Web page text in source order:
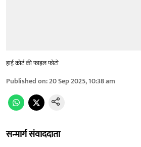
हाई कोर्ट की फाइल फोटो
Published on:20 Sep 2025, 10:38 am
सन्मार्ग संवाददाता